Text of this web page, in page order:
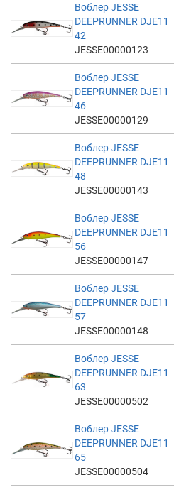
Воблер JESSE
DEEPRUNNER DJE11
42
JESSE00000123
Воблер JESSE
DEEPRUNNER DJE11
46
JESSE00000129
Воблер JESSE
DEEPRUNNER DJE11
48
JESSE00000143
Воблер JESSE
DEEPRUNNER DJE11
56
JESSE00000147
Воблер JESSE
DEEPRUNNER DJE11
57
JESSE00000148
Воблер JESSE
DEEPRUNNER DJE11
63
JESSE00000502
Воблер JESSE
DEEPRUNNER DJE11
65
JESSE00000504